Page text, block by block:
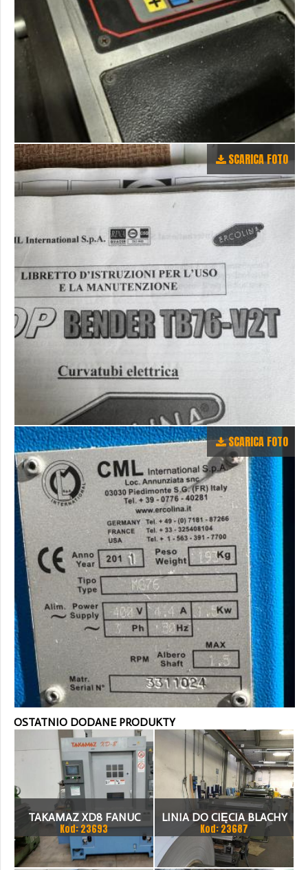
SCARICA FOTO
SCARICA FOTO
OSTATNIO DODANE PRODUKTY
TAKAMAZ XD8 FANUC
21ITA TOKARKA CNC
Kod: 23693
LINIA DO CIĘCIA BLACHY
1.500 X 1,5 (2,5) MM
Kod: 23687